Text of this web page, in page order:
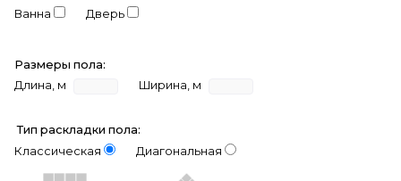
Ванна Дверь
Размеры пола:
Длина, м
Ширина, м
Тип раскладки пола:
Классическая
Диагональная